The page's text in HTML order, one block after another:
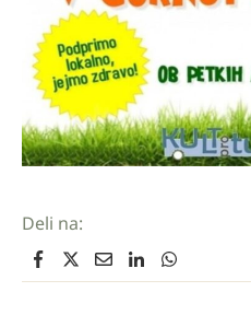
Deli na: